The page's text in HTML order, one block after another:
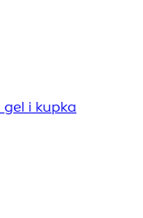
gel i kupka